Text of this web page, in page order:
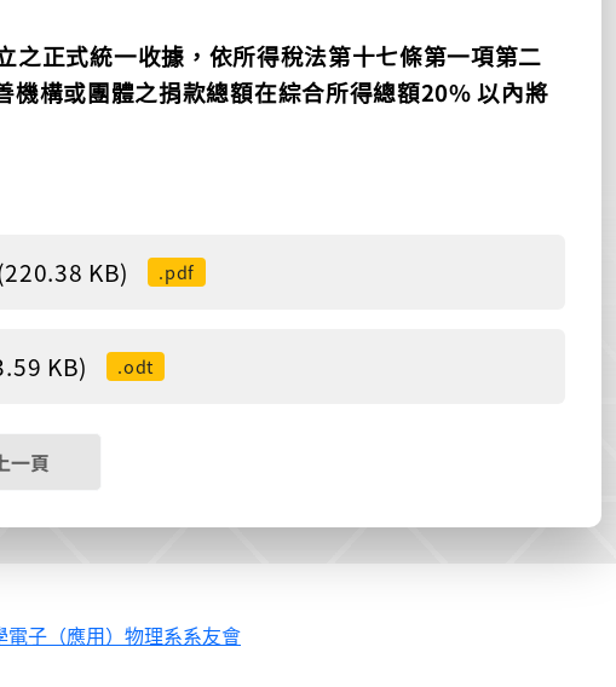
之正式統一收據，依所得稅法第十七條第一項第二
機構或團體之捐款總額在綜合所得總額20%以內將
KB) .pdf
KB) .odt
一頁
電子（應用）物理系系友會